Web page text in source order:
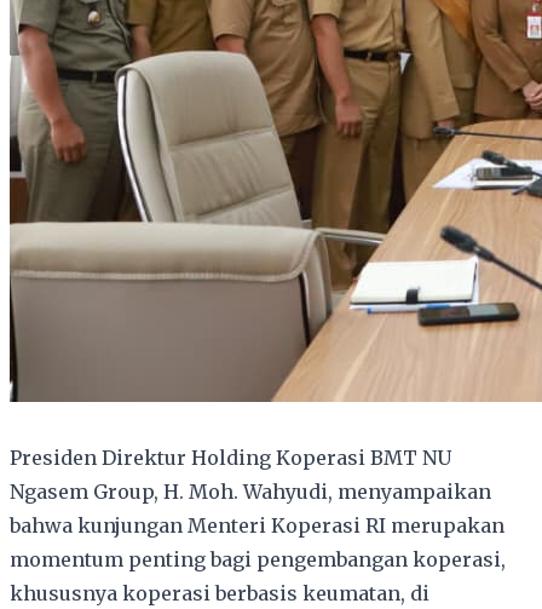
Presiden Direktur Holding Koperasi BMT NU
Ngasem Group, H. Moh. Wahyudi, menyampaikan
bahwa kunjungan Menteri Koperasi RI merupakan
momentum penting bagi pengembangan koperasi,
khususnya koperasi berbasis keumatan, di